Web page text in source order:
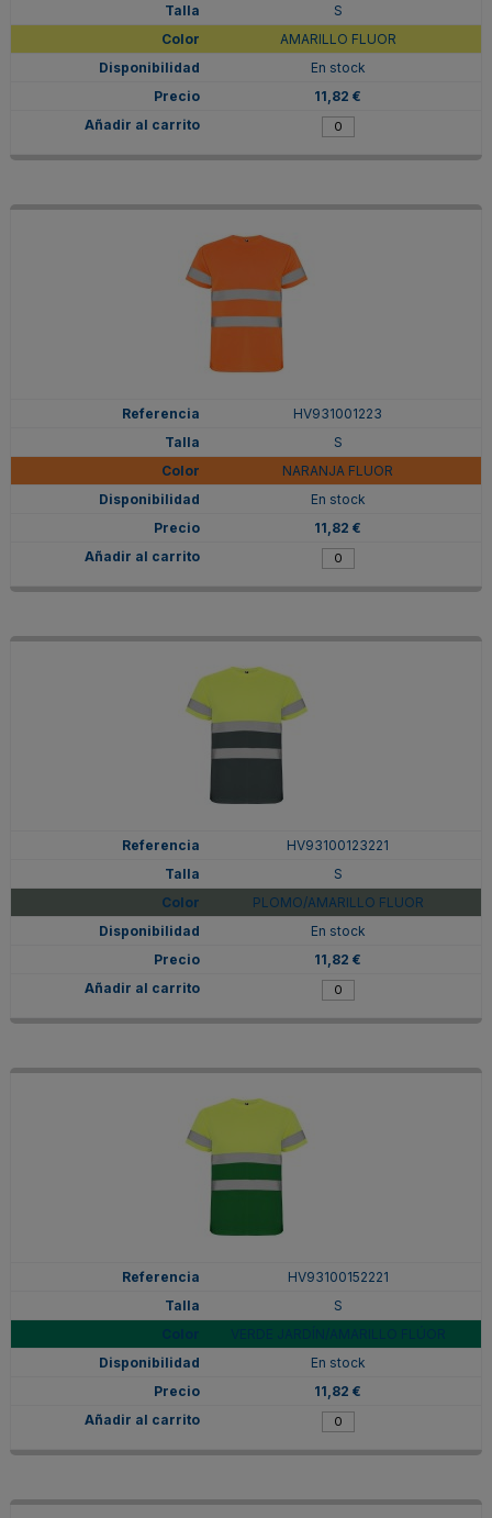
S
AMARILLO FLUOR
En stock
11,82 €
HV931001223
S
NARANJA FLUOR
En stock
11,82 €
HV93100123221
S
PLOMO/AMARILLO FLUOR
En stock
11,82 €
HV93100152221
S
En stock
11,82 €